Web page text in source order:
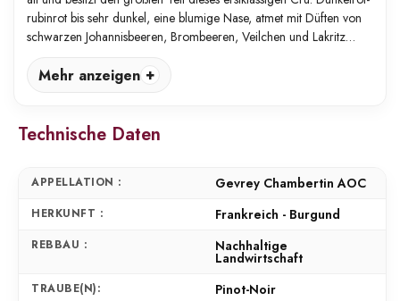
rubinrot bis sehr dunkel, eine blumige Nase, atmet mit Düften von
schwarzen Johannisbeeren, Brombeeren, Veilchen und Lakritz…
Mehr anzeigen
Technische Daten
APPELLATION : Gevrey Chambertin AOC
HERKUNFT : Frankreich - Burgund
REBBAU : Nachhaltige
Landwirtschaft
TRAUBE(N): Pinot-Noir